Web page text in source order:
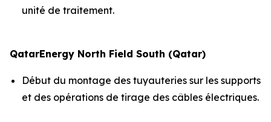
unité de traitement.
QatarEnergy North Field South (Qatar)
Début du montage des tuyauteries sur les supports
et des opérations de tirage des câbles électriques.